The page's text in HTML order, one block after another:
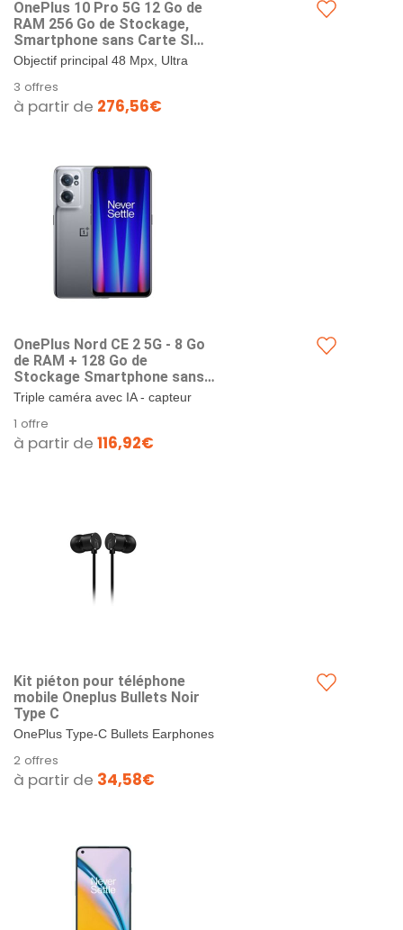
OnePlus 10 Pro 5G 12 Go de
RAM 256 Go de Stockage,
Smartphone sans Carte SIM
avec Appareil Photo
Hasselblad de 2e génération
pour Mobile - Garanti 2 Ans -
Emerald Forest
Objectif principal 48 Mpx, Ultra
8Mpx - Solution OnePlus Billion
Color développée...
3 offres
à partir de 276,56€
OnePlus Nord CE 2 5G - 8 Go
de RAM + 128 Go de
Stockage Smartphone sans
Carte SIM avec Triple caméra
IA 64MP et Charge Rapide
65W - Garantie 2 Ans - Gray
Mirror
Triple caméra avec IA - capteur
8 Mpx et Macro 2 Mpx, combinés
avec une ouverture...
1 offre
à partir de 116,92€
Kit piéton pour téléphone
mobile Oneplus Bullets Noir
Type C
OnePlus Type-C Bullets Earphones
2 offres
à partir de 34,58€